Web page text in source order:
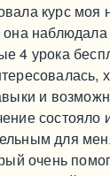
курс моя
4 урока
и
состояло
для
очень